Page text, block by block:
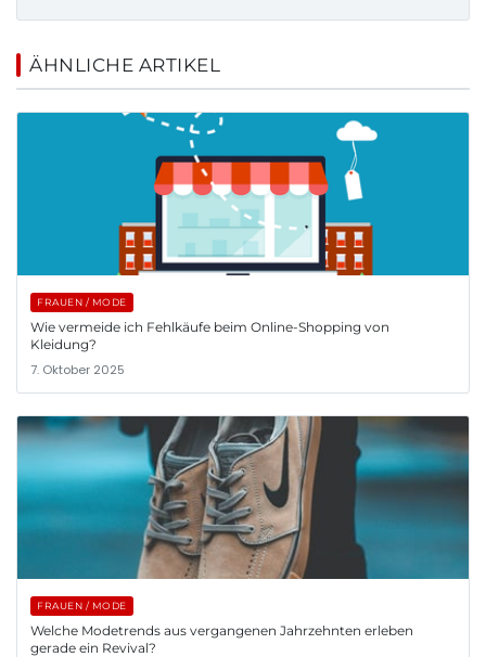
ÄHNLICHE ARTIKEL
FRAUEN / MODE
Wie vermeide ich Fehlkäufe beim Online-Shopping von
Kleidung?
7. Oktober 2025
FRAUEN / MODE
Welche Modetrends aus vergangenen Jahrzehnten erleben
gerade ein Revival?